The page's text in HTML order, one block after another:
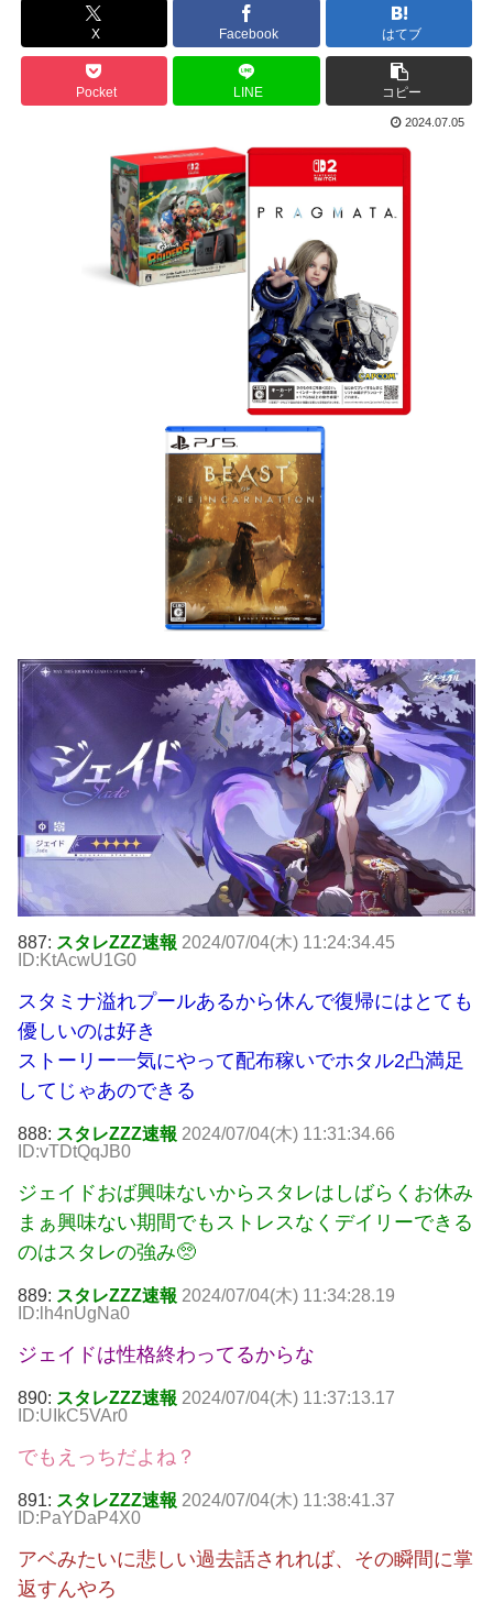
X Facebook はてブ
Pocket LINE コピー
2024.07.05
887: スタレZZZ速報 2024/07/04(木) 11:24:34.45
ID:KtAcwU1G0
スタミナ溢れプールあるから休んで復帰にはとても
優しいのは好き
ストーリー一気にやって配布稼いでホタル2凸満足
してじゃあのできる
888: スタレZZZ速報 2024/07/04(木) 11:31:34.66
ID:vTDtQqJB0
ジェイドおば興味ないからスタレはしばらくお休み
まぁ興味ない期間でもストレスなくデイリーできる
のはスタレの強み🥺
889: スタレZZZ速報 2024/07/04(木) 11:34:28.19
ID:lh4nUgNa0
ジェイドは性格終わってるからな
890: スタレZZZ速報 2024/07/04(木) 11:37:13.17
ID:UIkC5VAr0
でもえっちだよね？
891: スタレZZZ速報 2024/07/04(木) 11:38:41.37
ID:PaYDaP4X0
アベみたいに悲しい過去話されれば、その瞬間に掌
返すんやろ